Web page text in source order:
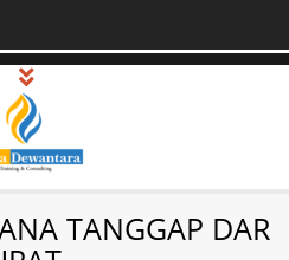
Pelatihan
Sertifikasi di Indonesia
TANGGAP DAR